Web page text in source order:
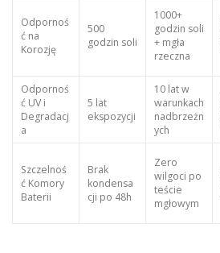
Odpornoś
ć na
Korozję
500
godzin soli
1000+
godzin soli
+ mgła
rzeczna
Odpornoś
ć UV i
Degradacj
a
5 lat
ekspozycji
10 lat w
warunkach
nadbrzeżn
ych
Szczelnoś
ć Komory
Baterii
Brak
kondensa
cji po 48h
Zero
wilgoci po
teście
mgłowym